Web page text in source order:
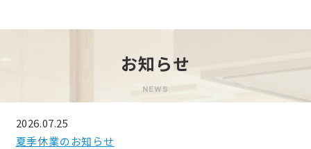
お知らせ
NEWS
2026.07.25
夏季休業のお知らせ